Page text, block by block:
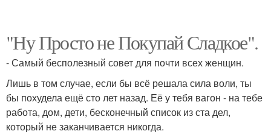
"Ну Просто не Покупай Сладкое".
- Самый бесполезный совет для почти всех женщин.
Лишь в том случае, если бы всё решала сила воли, ты
бы похудела ещё сто лет назад. Её у тебя вагон - на тебе
работа, дом, дети, бесконечный список из ста дел,
который не заканчивается никогда.